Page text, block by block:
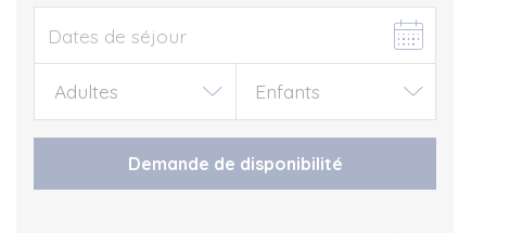
Demande de disponibilité